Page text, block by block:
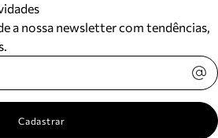
a nossa newsletter com tendências,
Cadastrar